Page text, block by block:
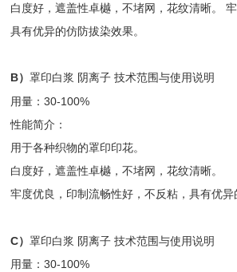
白度好，遮盖性卓樾，不堵网，花纹清晰。
具有优异的仿防拔染效果。
B）罩印白浆 阴离子 技术范围与使用说明
用量：30-100%
性能简介：
用于各种织物的罩印印花。
白度好，遮盖性卓樾，不堵网，花纹清晰。
牢度优良，印制流畅性好，不反粘，具有优异
C）罩印白浆 阴离子 技术范围与使用说明
用量：30-100%